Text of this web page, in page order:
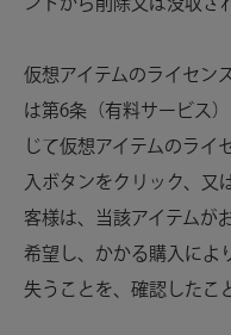
仮想アイテムのライセン
は第6条（有料サービス
じて仮想アイテムのライ
入ボタンをクリック、又
客様は、当該アイテムが
希望し、かかる購入によ
失うことを、確認したこ